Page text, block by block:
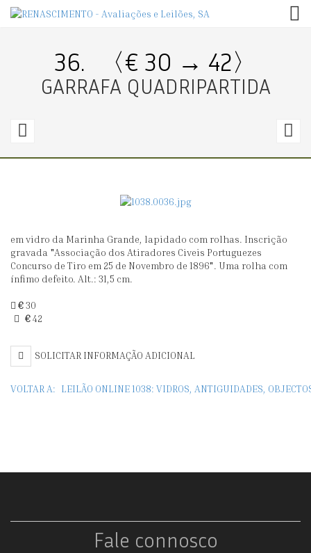
36. 〈€ 30 → 42〉
GARRAFA QUADRIPARTIDA
〈€
PAR
DE
FRASCOS
COM
em vidro da Marinha Grande, lapidado com rolhas. Inscrição
gravada "Associação dos Atiradores Civeis Portuguezes
Concurso de Tiro em 25 de Novembro de 1896". Uma rolha com
ínfimo defeito. Alt.: 31,5 cm.
€30
€42
SOLICITAR INFORMAÇÃO ADICIONAL
VOLTAR A: LEILÃO ONLINE 1038: VIDROS, ANTIGUIDADES,
Fale connosco